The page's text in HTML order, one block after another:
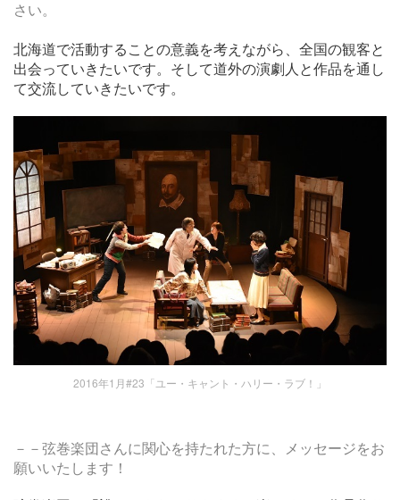
さい。
北海道で活動することの意義を考えながら、全国の観客と
出会っていきたいです。そして道外の演劇人と作品を通し
て交流していきたいです。
2016年1月#23「ユー・キャント・ハリー・ラブ！」
－ －弦巻楽団さんに関心を持たれた方に、メッセージをお
願いいたします！